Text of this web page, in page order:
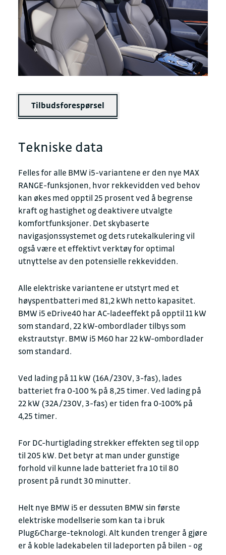
Tilbudsforespørsel
Tekniske data
Felles for alle BMW i5-variantene er den nye MAX
RANGE-funksjonen, hvor rekkevidden ved behov
kan økes med opptil 25 prosent ved å begrense
kraft og hastighet og deaktivere utvalgte
komfortfunksjoner. Det skybaserte
navigasjonssystemet og dets rutekalkulering vil
også være et effektivt verktøy for optimal
utnyttelse av den potensielle rekkevidden.
Alle elektriske variantene er utstyrt med et
høyspentbatteri med 81,2 kWh netto kapasitet.
BMW i5 eDrive40 har AC-ladeeffekt på opptil 11 kW
som standard, 22 kW-ombordlader tilbys som
ekstrautstyr. BMW i5 M60 har 22 kW-ombordlader
som standard.
Ved lading på 11 kW (16A/230V, 3-fas), lades
batteriet fra 0-100 % på 8,25 timer. Ved lading på
22 kW (32A/230V, 3-fas) er tiden fra 0-100% på
4,25 timer.
For DC-hurtiglading strekker effekten seg til opp
til 205 kW. Det betyr at man under gunstige
forhold vil kunne lade batteriet fra 10 til 80
prosent på rundt 30 minutter.
Helt nye BMW i5 er dessuten BMW sin første
elektriske modellserie som kan ta i bruk
Plug&Charge-teknologi. Alt kunden trenger å gjøre
er å koble ladekabelen til ladeporten på bilen - og